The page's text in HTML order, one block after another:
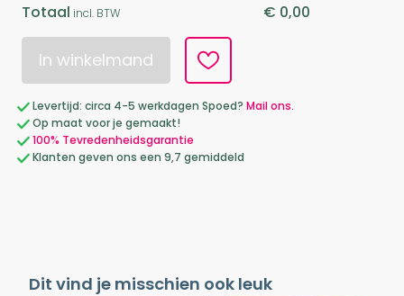
Totaal incl. BTW € 0,00
In winkelmand
Levertijd: circa 4-5 werkdagen Spoed? Mail ons.
Op maat voor je gemaakt!
100% Tevredenheidsgarantie
Klanten geven ons een 9,7 gemiddeld
Dit vind je misschien ook leuk